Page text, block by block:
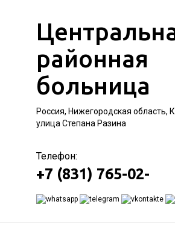
районная
больница
Россия, Нижегородская область,
улица Степана Разина
Телефон:
+7 (831) 765-02-